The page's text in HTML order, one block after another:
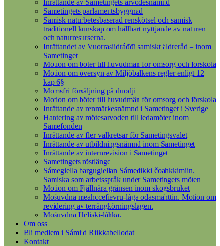
Inrättande av Sametingets arvodesnämnd
Sametingets parlamentsbyggnad
Samisk naturbetesbaserad renskötsel och samisk
traditionell kunskap om hållbart nyttjande av naturen
och naturresurserna.
Inrättandet av Vuorrasiidráđđi samiskt äldreråd – inom
Sametinget
Motion om böter till huvudmän för omsorg och förskola
Motion om översyn av Miljöbalkens regler enligt 12
kap 6§
Momsfri försäljning på duodji
Motion om böter till huvudmän för omsorg och förskola
Inrättande av renmärkesnämnd i Sametinget i Sverige
Hantering av mötesarvoden till ledamöter inom
Samefonden
Inrättande av fler valkretsar för Sametingsvalet
Inrättande av utbildningsnämnd inom Sametinget
Inrättande av internrevision i Sametinget
Sametingets röstlängd
Sámegiella bargugiellan Sámedikki čoahkkimiin.
Samiska som arbetsspråk under Sametingets möten
Motion om Fjällnära gränsen inom skogsbruket
Mošuvdna meahccefievru-lága ođasmahttin. Motion om
revidering av terrängkörningslagen.
Mošuvdna Heliski-láhka.
Om oss
Bli medlem i Sámiid Riikkabellodat
Kontakt